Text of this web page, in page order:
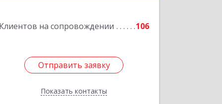
на сопровождении 106
Отправить заявку
Показать контакты
Отправить заявку
Назад